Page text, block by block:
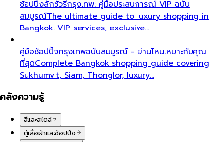
ช้อปปิ้งลักชัวรี่กรุงเทพ: คู่มือประสบการณ์ VIP ฉบับ
สมบูรณ์The ultimate guide to luxury shopping in
Bangkok. VIP services, exclusive…
คู่มือช้อปปิ้งกรุงเทพฉบับสมบูรณ์ - ย่านไหนเหมาะกับคุณ
ที่สุดComplete Bangkok shopping guide covering
Sukhumvit, Siam, Thonglor, luxury…
คลังความรู้
สีและสไตล์
ตู้เสื้อผ้าและช้อปปิ้ง